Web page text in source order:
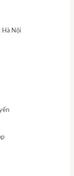
Hà Nội